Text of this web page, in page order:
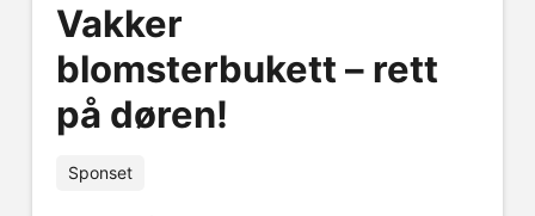
Vakker
blomsterbukett – rett
på døren!
Sponset